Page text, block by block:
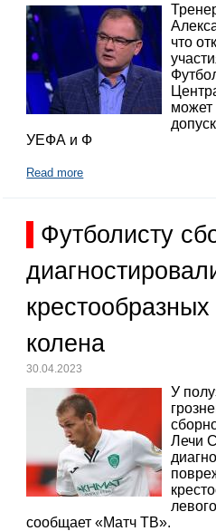
что
может
УЕФА и Ф
Read more
Футболисту
крестообразных
колена
30.04.2023
У
Лечи
сообщает «Матч ТВ».